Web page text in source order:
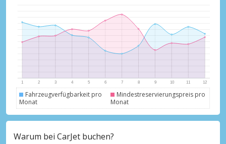
Fahrzeugverfügbarkeit pro
Monat
Mindestreservierungspreis pro
Monat
Warum bei CarJet buchen?